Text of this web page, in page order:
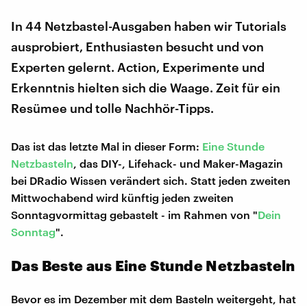
In 44 Netzbastel-Ausgaben haben wir Tutorials
ausprobiert, Enthusiasten besucht und von
Experten gelernt. Action, Experimente und
Erkenntnis hielten sich die Waage. Zeit für ein
Resümee und tolle Nachhör-Tipps.
Das ist das letzte Mal in dieser Form: Eine Stunde
Netzbasteln , das DIY-, Lifehack- und Maker-Magazin
bei DRadio Wissen verändert sich. Statt jeden zweiten
Mittwochabend wird künftig jeden zweiten
Sonntagvormittag gebastelt - im Rahmen von "Dein
Sonntag".
Das Beste aus Eine Stunde Netzbasteln
Bevor es im Dezember mit dem Basteln weitergeht, hat